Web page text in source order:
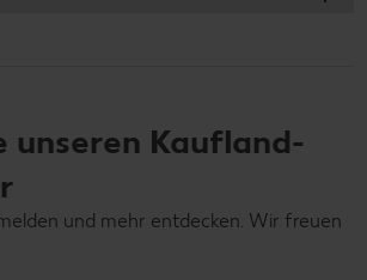
unseren Kaufland-
und mehr entdecken. Wir freuen